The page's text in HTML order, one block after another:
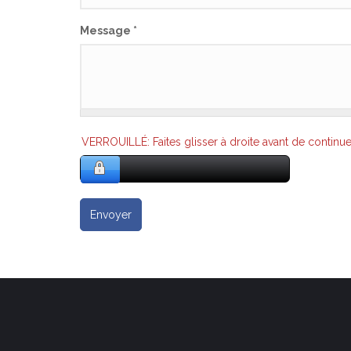
Message *
VERROUILLÉ: Faites glisser à droite avant de
Envoyer